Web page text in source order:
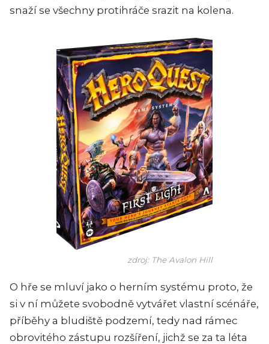
snaží se všechny protihráče srazit na kolena.
zdroj: The Avalon Hill
O hře se mluví jako o herním systému proto, že
si v ní můžete svobodně vytvářet vlastní scénáře,
příběhy a bludiště podzemí, tedy nad rámec
obrovitého zástupu rozšíření, jichž se za ta léta